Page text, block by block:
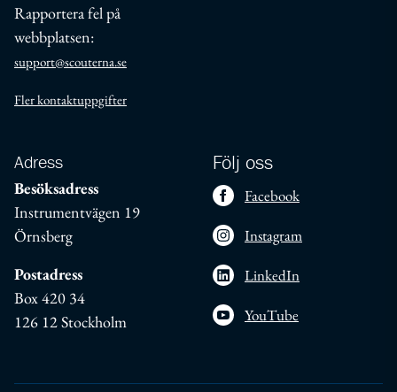
Rapportera fel på
webbplatsen:
support@scouterna.se
Fler kontaktuppgifter
Adress
Besöksadress
Instrumentvägen 19
Örnsberg
Postadress
Box 420 34
126 12 Stockholm
Följ oss
Facebook
Instagram
LinkedIn
YouTube